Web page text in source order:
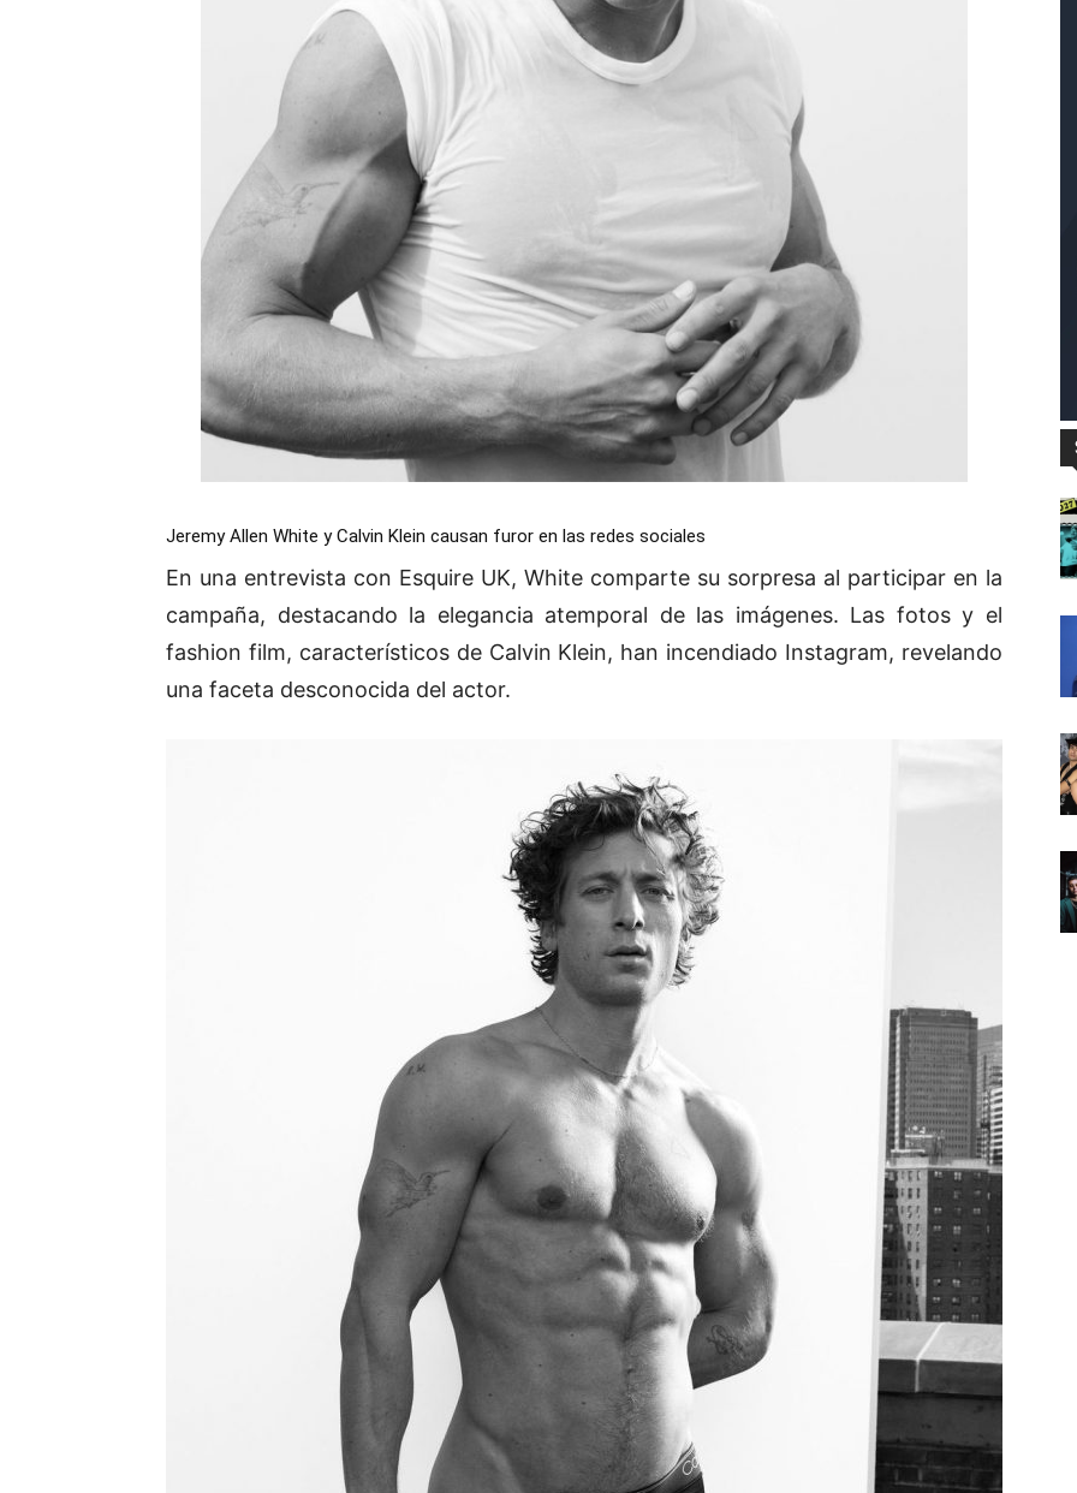
Jeremy Allen White y Calvin Klein causan furor en las redes sociales
En una entrevista con Esquire UK, White comparte su sorpresa al participar en la
campaña, destacando la elegancia atemporal de las imágenes. Las fotos y el
fashion film, característicos de Calvin Klein, han incendiado Instagram, revelando
una faceta desconocida del actor.